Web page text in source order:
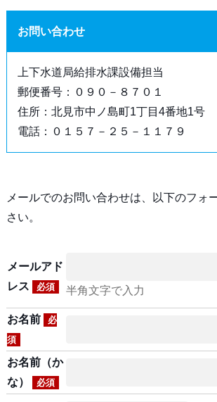
お問い合わせ
上下水道局給排水課設備担当
郵便番号：０９０－８７０１
住所：北見市中ノ島町1丁目4番地1号
電話：０１５７－２５－１１７９
メールでのお問い合わせは、以下のフォ
さい。
メールアド
レス
必須 半角文字で入力
お名前
必
須
お名前（か
な）
必須